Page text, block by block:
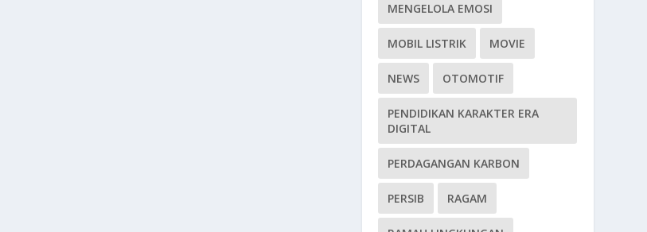
MENGELOLA EMOSI
MOBIL LISTRIK MOVIE
NEWS OTOMOTIF
PENDIDIKAN KARAKTER ERA
DIGITAL
PERDAGANGAN KARBON
PERSIB RAGAM